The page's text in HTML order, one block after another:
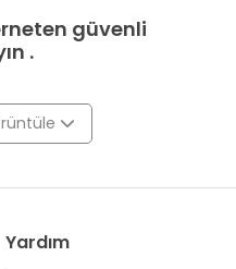
güvenli
.
Yardım